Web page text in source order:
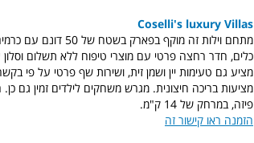
Coselli's luxury Villas
מתחם וילות זה מוקף
כלים, חדר רחצה פרטי עם מוצרי טיפוח ללא תשלום וסלון
מציעות בריכה חיצונית. מגרש משחקים לילדים זמין גם
פיזה, במרחק של 14 ק"מ.
הזמנה ראו קישור זה